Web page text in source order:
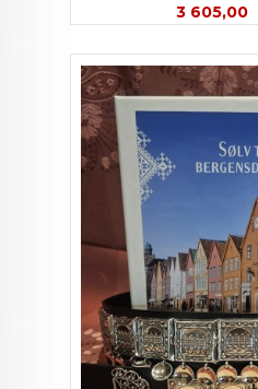
Tilbud
3 605,00